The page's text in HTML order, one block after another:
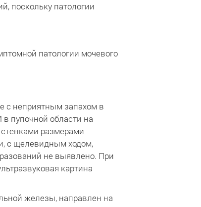
поскольку патологии
патологии мочевого
с неприятным запахом в
пупочной области на
размерами
с щелевидным ходом,
не выявлено. При
картина
железы, направлен на